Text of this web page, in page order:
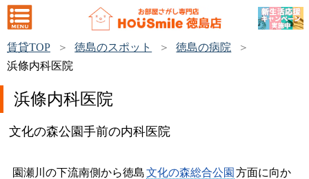
賃貸TOP 徳島のスポット
徳島の病院
浜條内科医院
浜條内科医院
文化の森公園手前の内科医院
園瀬川の下流南側から徳島文化の森総合公園 方面に向か